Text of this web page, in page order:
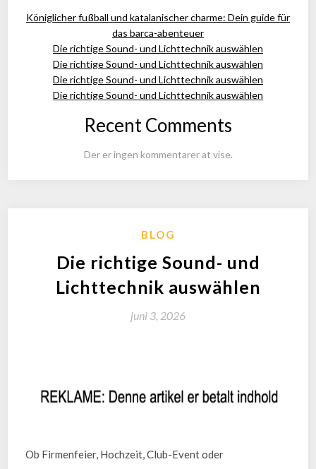
Königlicher fußball und katalanischer charme: Dein guide für
das barca-abenteuer
Die richtige Sound- und Lichttechnik auswählen
Die richtige Sound- und Lichttechnik auswählen
Die richtige Sound- und Lichttechnik auswählen
Die richtige Sound- und Lichttechnik auswählen
Recent Comments
Der er ingen kommentarer at vise.
BLOG
Die richtige Sound- und
Lichttechnik auswählen
juni 3, 2026
Ob Firmenfeier, Hochzeit, Club-Event oder